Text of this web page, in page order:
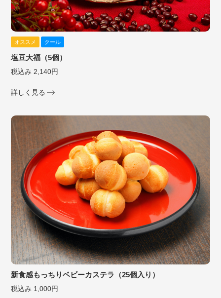
オススメ クール
塩豆大福（5個）
税込み 2,140円
詳しく見る
新食感もっちりベビーカステラ（25個入り）
税込み 1,000円